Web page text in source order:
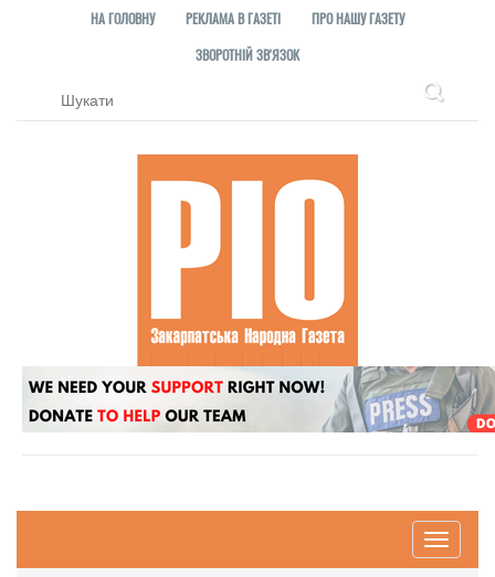
НА ГОЛОВНУ РЕКЛАМА В ГАЗЕТІ
ПРО НАШУ ГАЗЕТУ
ЗВОРОТНІЙ ЗВ'ЯЗОК
Toggle